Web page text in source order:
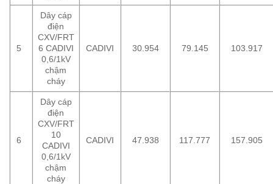
5
Dây cáp
điện
CXV/FRT
6 CADIVI
0,6/1kV
chậm
cháy
CADIVI 30.954 79.145 103.917
6
Dây cáp
điện
CXV/FRT
10
CADIVI
0,6/1kV
chậm
cháy
CADIVI 47.938 117.777 157.905